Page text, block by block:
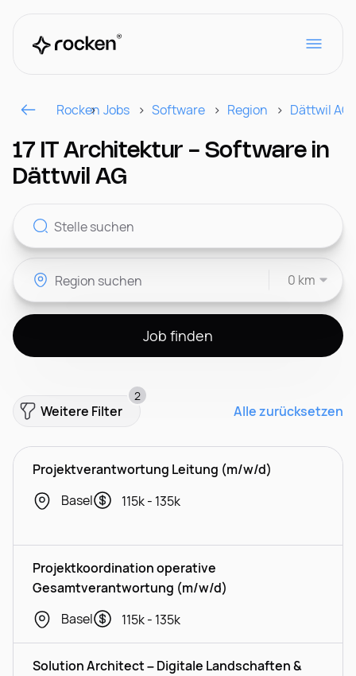
Für Arbeitgeber
Kontakt
CH
Rocken Jobs Software Region Dättwil AG
17 IT Architektur - Software in
Dättwil AG
0 km
Job finden
Weitere Filter
2
Alle zurücksetzen
Projektverantwortung Leitung (m/w/d)
Basel
115k - 135k
Projektkoordination operative
Gesamtverantwortung (m/w/d)
Basel
115k - 135k
Solution Architect – Digitale Landschaften &